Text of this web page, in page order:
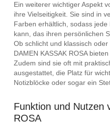
Ein weiterer wichtiger Aspekt
ihre Vielseitigkeit. Sie sind in
Farben erhältlich, sodass
kann, das ihren persönlichen
Ob schlicht und klassisch
DAMEN KASSAK ROSA
Zudem sind sie oft mit
ausgestattet, die Platz für
Notizblöcke oder sogar ein
Funktion und Nutzen
ROSA